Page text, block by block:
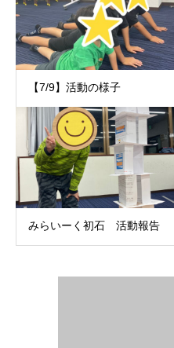
【7/9】活動の様子
みらいーく初石 活動報告